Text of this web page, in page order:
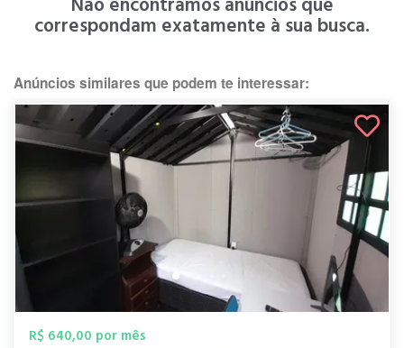
correspondam exatamente à sua busca.
Anúncios similares que podem te interessar:
R$ 640,00 por mês